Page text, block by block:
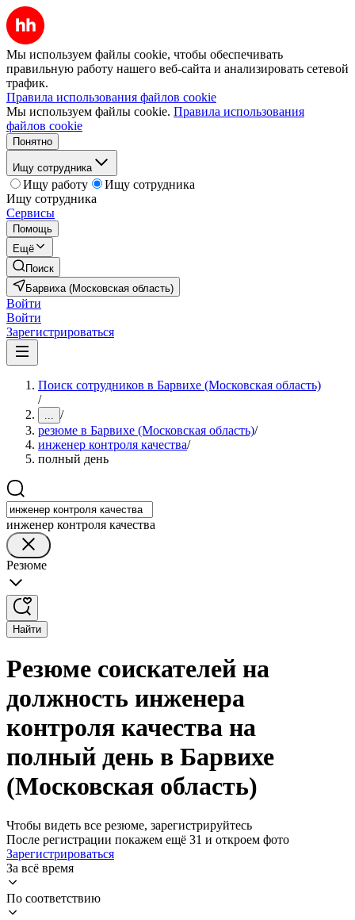
Мы используем файлы cookie, чтобы обеспечивать
правильную работу нашего веб-сайта и анализировать сетевой
трафик.
Правила использования файлов cookie
Мы используем файлы cookie. Правила использования
файлов cookie
Понятно
Ищу сотрудника
Ищу работу
Ищу сотрудника
Ищу сотрудника
Сервисы
Помощь
Ещё
Поиск
Барвиха (Московская область)
Войти
Войти
Зарегистрироваться
Поиск сотрудников в Барвихе (Московская область)
/
... /
резюме в Барвихе (Московская область)/
инженер контроля качества/
полный день
инженер контроля качества
Резюме
Найти
Резюме соискателей на
должность инженера
контроля качества на
полный день в Барвихе
(Московская область)
Чтобы видеть все резюме, зарегистрируйтесь
После регистрации покажем ещё 31 и откроем фото
Зарегистрироваться
За всё время
По соответствию